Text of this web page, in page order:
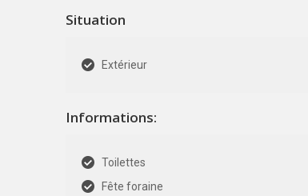
Situation
Extérieur
Informations:
Toilettes
Fête foraine